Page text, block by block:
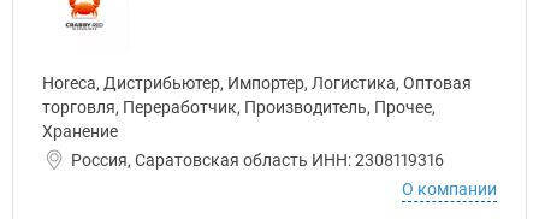
Horeca, Дистрибьютер, Импортер, Логистика, Оптовая
торговля, Переработчик, Производитель, Прочее,
Хранение
Россия, Саратовская область ИНН: 2308119316
О компании